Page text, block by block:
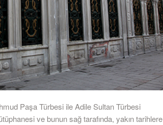
Paşa Türbesi ile Adile Sultan Türbesi
ve bunun sağ tarafında, yakın tarihlere